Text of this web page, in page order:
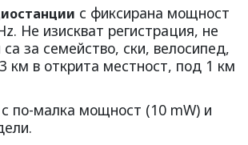
с фиксирана мощност
Не изискват регистрация, не
за семейство, ски, велосипед,
км в открита местност, под 1 км
по-малка мощност (10 mW) и